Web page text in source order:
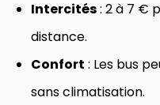
Intercités: 2 à 7 €
distance.
Confort : Les bus
sans climatisation.